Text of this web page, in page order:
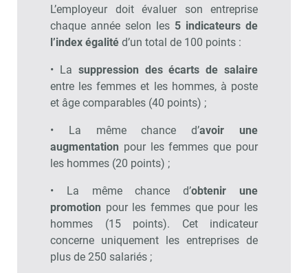
L’employeur doit évaluer son entreprise
chaque année selon les 5 indicateurs de
l’index égalité d’un total de 100 points :
• La suppression des écarts de salaire
entre les femmes et les hommes, à poste
et âge comparables (40 points) ;
• La même chance d’avoir une
augmentation pour les femmes que pour
les hommes (20 points) ;
• La même chance d’obtenir une
promotion pour les femmes que pour les
hommes (15 points). Cet indicateur
concerne uniquement les entreprises de
plus de 250 salariés ;